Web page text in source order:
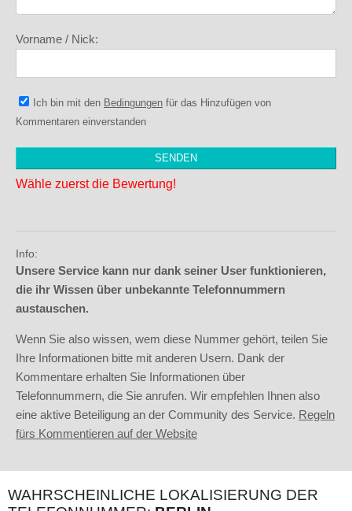
Vorname / Nick:
Ich bin mit den Bedingungen für das Hinzufügen von
Kommentaren einverstanden
Wähle zuerst die Bewertung!
Info:
Unsere Service kann nur dank seiner User funktionieren,
die ihr Wissen über unbekannte Telefonnummern
austauschen.
Wenn Sie also wissen, wem diese Nummer gehört, teilen Sie
Ihre Informationen bitte mit anderen Usern. Dank der
Kommentare erhalten Sie Informationen über
Telefonnummern, die Sie anrufen. Wir empfehlen Ihnen also
eine aktive Beteiligung an der Community des Service. Regeln
fürs Kommentieren auf der Website
WAHRSCHEINLICHE LOKALISIERUNG DER